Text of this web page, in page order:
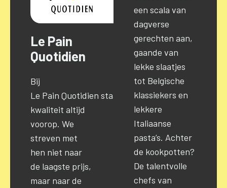
Le Pain
Quotidien
Bij
Le Pain Quotidien staat
kwaliteit altijd
voorop. We
streven met
hen niet naar
de laagste prijs,
maar naar de
een scala van
dagverse
gerechten aan,
gaande van
lekke slaatjes
tot Belgische
klassiekers en
lekkere
Italiaanse
pasta’s. Achter
de kookpotten?
De talentvolle
chefs van